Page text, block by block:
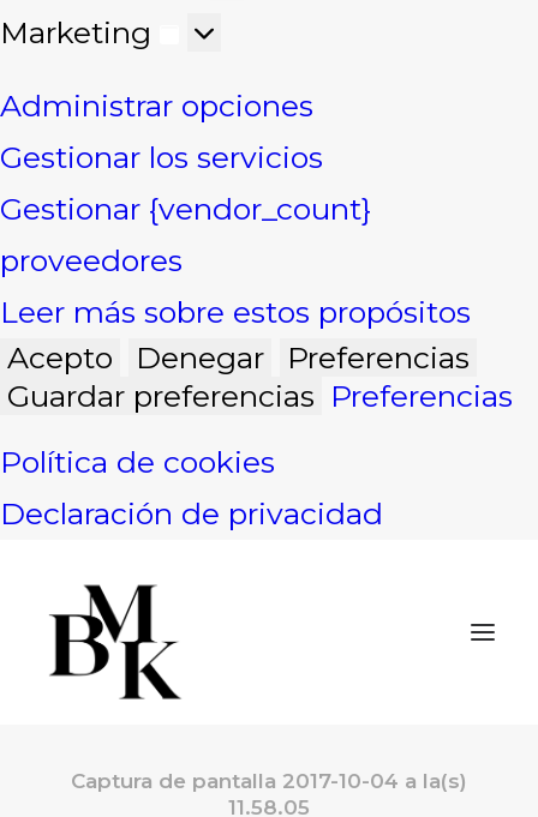
Marketing
Marketing
Administrar opciones
Gestionar los servicios
Gestionar {vendor_count}
proveedores
Leer más sobre estos propósitos
Acepto
Denegar
Preferencias
Guardar preferencias Preferencias
Política de cookies
Declaración de privacidad
INICIOCaptura de pantalla 2017-10-04 a la(s)
11.58.05